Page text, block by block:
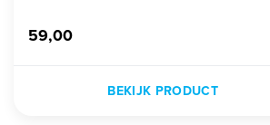
59,00
BEKIJK PRODUCT